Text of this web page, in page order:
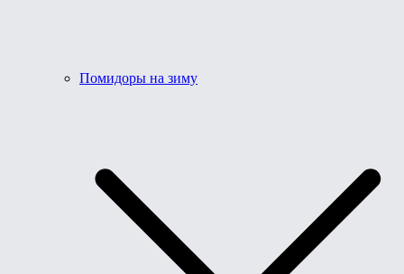
Помидоры на зиму